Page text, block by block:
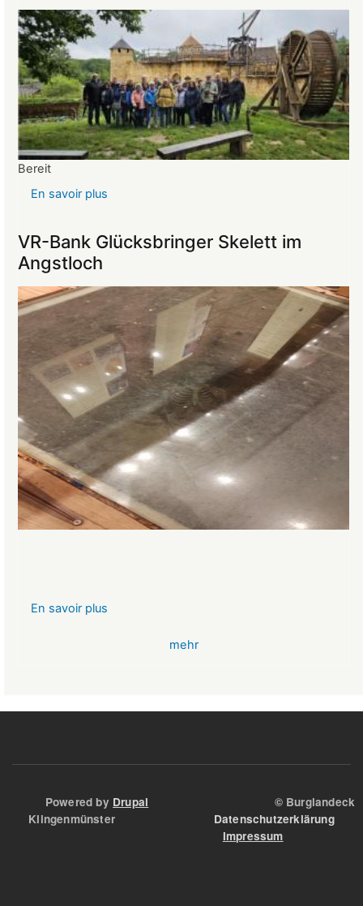
26.03.2025
Bereit
En savoir plus
ins
Mittelalter
die
Teilnehmer:innen
VR-Bank Glücksbringer Skelett im
Angstloch
En savoir plus
mehr
Powered by Drupal © Burglandeck
Klingenmünster Datenschutzerklärung
Impressum